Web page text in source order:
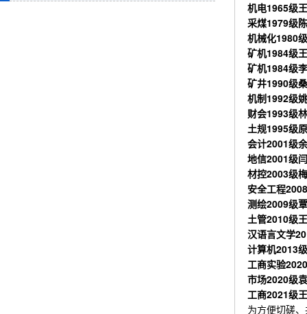
机电1965级
采煤1979级
机械化1980
矿机1984级
矿机1984级
矿井1990级
机制1992级
财会1993级
土规1995级
会计2001级
地信2001级
材控2003级
安全工程
测绘2009级
土管2010级
汉语言文学
计算机2013
工商实验
市场2020级
工商2021级
为方便切磋